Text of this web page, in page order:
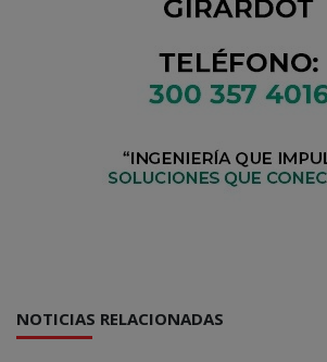
NOTICIAS RELACIONADAS